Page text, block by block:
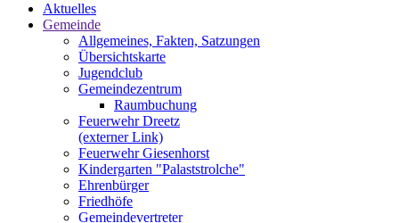
Aktuelles
Gemeinde
Allgemeines, Fakten, Satzungen
Übersichtskarte
Jugendclub
Gemeindezentrum
Raumbuchung
Feuerwehr Dreetz
(externer Link)
Feuerwehr Giesenhorst
Kindergarten "Palaststrolche"
Ehrenbürger
Friedhöfe
Gemeindevertreter